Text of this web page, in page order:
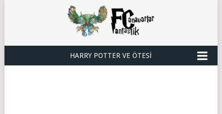
HARRY POTTER VE ÖTESI